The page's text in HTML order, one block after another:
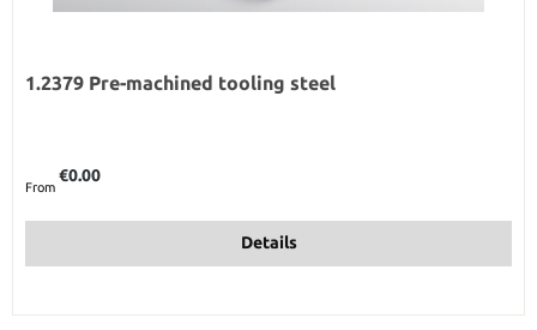
1.2379 Pre-machined tooling steel
From
€0.00
Details